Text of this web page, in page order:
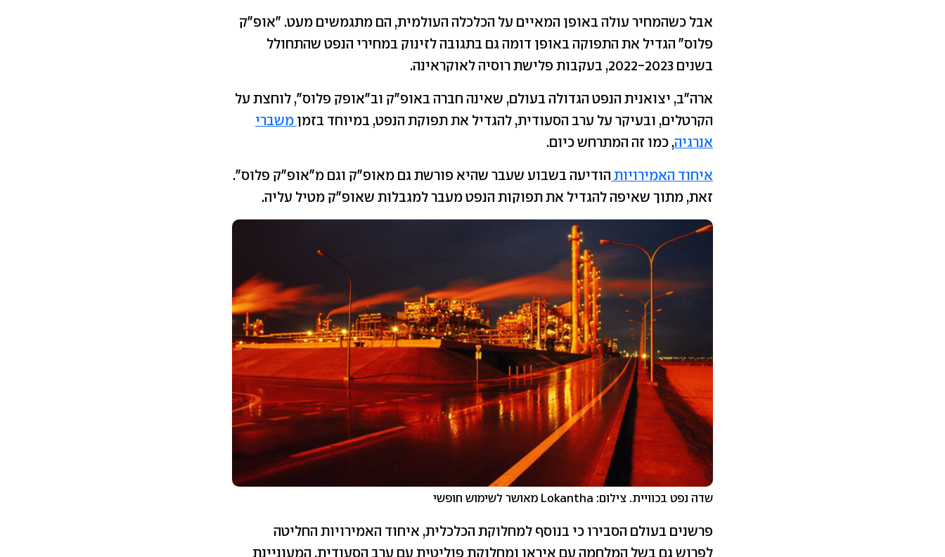
אבל כשהמחיר עולה באופן המאיים על הכלכלה העולמית, הם מתגמשים מעט. "אופ"ק
פלוס" הגדיל את התפוקה באופן דומה גם בתגובה לזינוק במחירי הנפט שהתחולל
בשנים 2022-2023, בעקבות פלישת רוסיה לאוקראינה.
ארה"ב, יצואנית הנפט הגדולה בעולם, שאינה חברה באופ"ק וב"אופק פלוס", לוחצת על
הקרטלים, ובעיקר על ערב הסעודית, להגדיל את תפוקת הנפט, במיוחד בזמן משברי
אנרגיה, כמו זה המתרחש כיום.
איחוד האמירויות הודיעה בשבוע שעבר שהיא פורשת גם מאופ"ק וגם מ"אופ"ק פלוס".
זאת, מתוך שאיפה להגדיל את תפוקות הנפט מעבר למגבלות שאופ"ק מטיל עליה.
שדה נפט בכוויית. צילום: Lokantha מאושר לשימוש חופשי
פרשנים בעולם הסבירו כי בנוסף למחלוקת הכלכלית, איחוד האמירויות החליטה
לפרוש גם בשל המלחמה עם איראן ומחלוקת פוליטית עם ערב הסעודית, המעוניינת